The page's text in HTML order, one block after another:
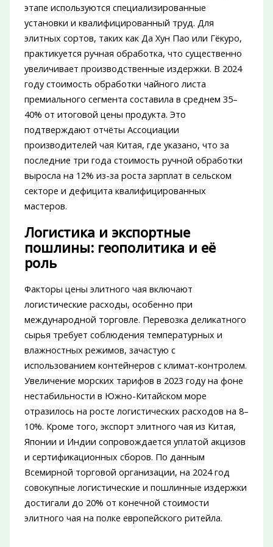
этапе используются специализированные
установки и квалифицированный труд. Для
элитных сортов, таких как Да Хун Пао или Гёкуро,
практикуется ручная обработка, что существенно
увеличивает производственные издержки. В 2024
году стоимость обработки чайного листа
премиального сегмента составила в среднем 35–
40% от итоговой цены продукта. Это
подтверждают отчёты Ассоциации
производителей чая Китая, где указано, что за
последние три года стоимость ручной обработки
выросла на 12% из-за роста зарплат в сельском
секторе и дефицита квалифицированных
мастеров.
Логистика и экспортные
пошлины: геополитика и её
роль
Факторы цены элитного чая включают
логистические расходы, особенно при
международной торговле. Перевозка деликатного
сырья требует соблюдения температурных и
влажностных режимов, зачастую с
использованием контейнеров с климат-контролем.
Увеличение морских тарифов в 2023 году на фоне
нестабильности в Южно-Китайском море
отразилось на росте логистических расходов на 8–
10%. Кроме того, экспорт элитного чая из Китая,
Японии и Индии сопровождается уплатой акцизов
и сертификационных сборов. По данным
Всемирной торговой организации, на 2024 год
совокупные логистические и пошлинные издержки
достигали до 20% от конечной стоимости
элитного чая на полке европейского ритейла.